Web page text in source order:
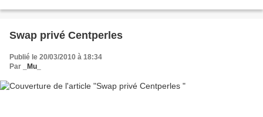
Swap privé Centperles
Publié le 20/03/2010 à 18:34
Par
_Mu_